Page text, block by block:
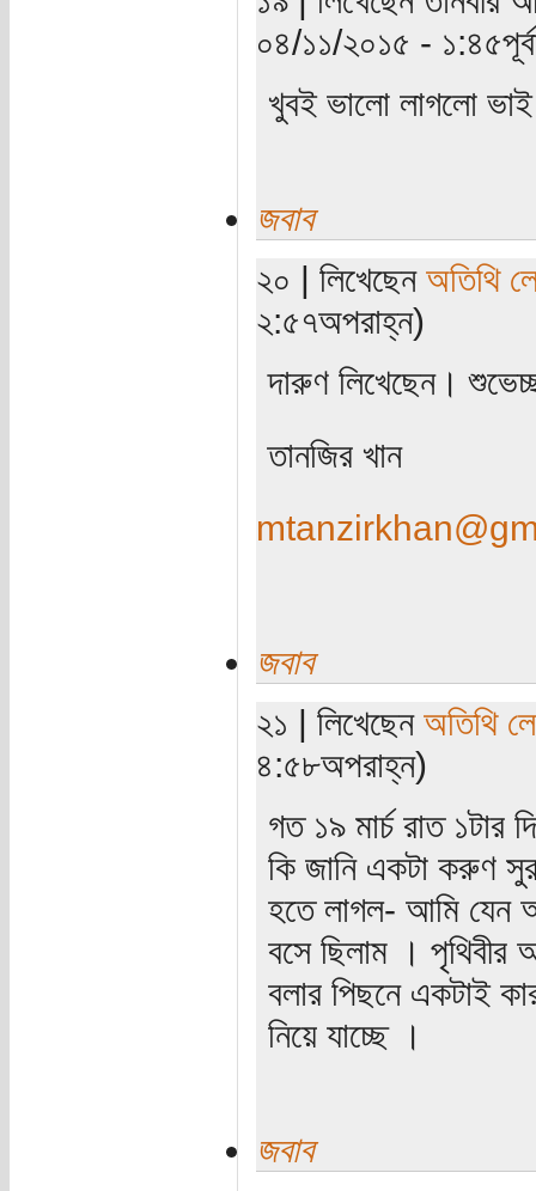
০৪/১১/২০১৫ -
খুবই ভালো লাগলো ভাই
জবাব
২০ | লিখেছেন অতিথি
২:৫৭অপরাহ্ন)
দারুণ লিখেছেন।
তানজির খান
জবাব
২১ | লিখেছেন অতিথি
৪:৫৮অপরাহ্ন)
গত ১৯ মার্চ রাত ১টার
কি জানি একটা করুণ
হতে লাগল- আমি যেন
বসে ছিলাম ।
বলার পিছনে একটাই
নিয়ে যাচ্ছে ।
জবাব